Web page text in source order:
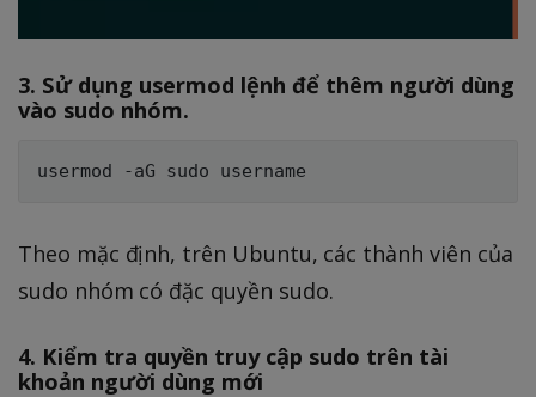
3. Sử dụng usermod lệnh để thêm người dùng
vào sudo nhóm.
Theo mặc định, trên Ubuntu, các thành viên của
sudo nhóm có đặc quyền sudo.
4. Kiểm tra quyền truy cập sudo trên tài
khoản người dùng mới